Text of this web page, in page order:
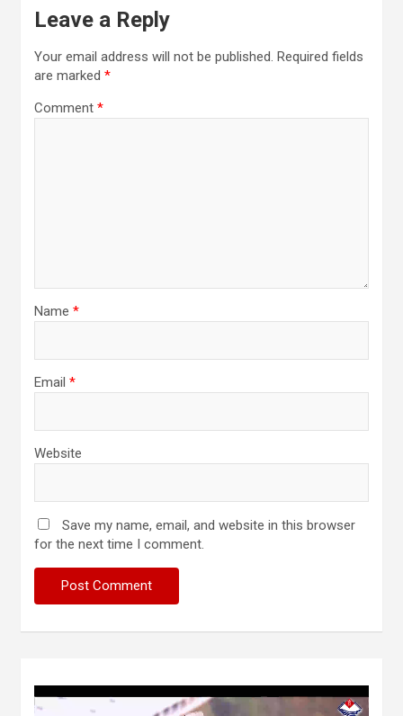
Leave a Reply
Your email address will not be published. Required fields
are marked *
Comment *
Name *
Email *
Website
Save my name, email, and website in this browser
for the next time I comment.